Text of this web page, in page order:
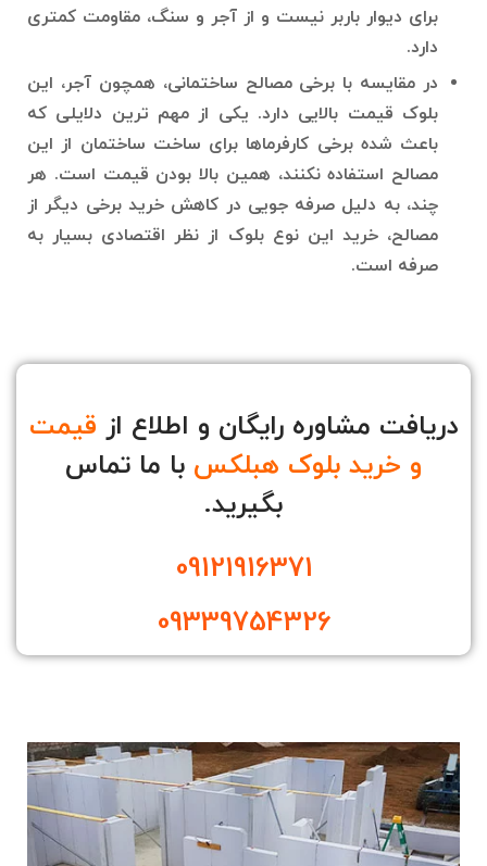
برای دیوار باربر نیست و از آجر و سنگ، مقاومت کمتری
دارد.
در مقایسه با برخی مصالح ساختمانی، همچون آجر، این
بلوک قیمت بالایی دارد. یکی از مهم ترین دلایلی که
باعث شده برخی کارفرماها برای ساخت ساختمان از این
مصالح استفاده نکنند، همین بالا بودن قیمت است. هر
چند، به دلیل صرفه جویی در کاهش خرید برخی دیگر از
مصالح، خرید این نوع بلوک از نظر اقتصادی بسیار به
صرفه است.
دریافت مشاوره رایگان و اطلاع از قیمت
و خرید بلوک هبلکس با ما تماس
بگیرید.
09121916371
09339754326